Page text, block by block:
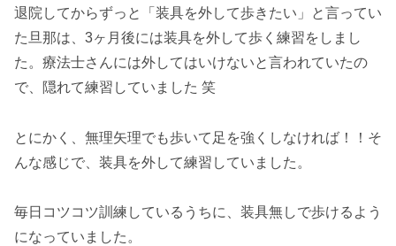
退院してからずっと「装具を外して歩きたい」と言ってい
た旦那は、3ヶ月後には装具を外して歩く練習をしまし
た。療法士さんには外してはいけないと言われていたの
で、隠れて練習していました 笑
とにかく、無理矢理でも歩いて足を強くしなければ！！そ
んな感じで、装具を外して練習していました。
毎日コツコツ訓練しているうちに、装具無しで歩けるよう
になっていました。